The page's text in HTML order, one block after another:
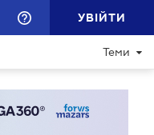
УВІЙТИ
Теми